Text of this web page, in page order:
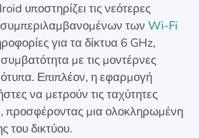
υποστηρίζει τις νεότερες
των Wi-Fi
για τα δίκτυα 6 GHz,
με τις μοντέρνες
Επιπλέον, η εφαρμογή
να μετρούν τις ταχύτητες
προσφέροντας μια ολοκληρωμένη
του δικτύου.